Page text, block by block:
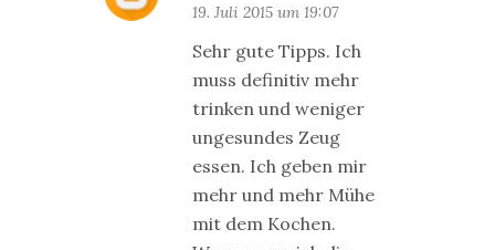
19. Juli 2015 um 19:07
Sehr gute Tipps. Ich
muss definitiv mehr
trinken und weniger
ungesundes Zeug
essen. Ich geben mir
mehr und mehr Mühe
mit dem Kochen.